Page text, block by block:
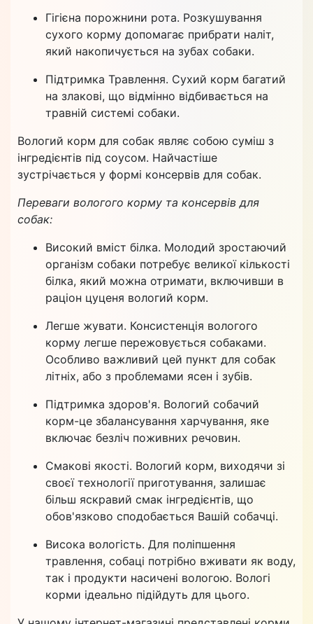
Гігієна порожнини рота. Розкушування
сухого корму допомагає прибрати наліт,
який накопичується на зубах собаки.
Підтримка Травлення. Сухий корм багатий
на злакові, що відмінно відбивається на
травній системі собаки.
Вологий корм для собак являє собою суміш з
інгредієнтів під соусом. Найчастіше
зустрічається у формі консервів для собак.
Переваги вологого корму та консервів для
собак:
Високий вміст білка. Молодий зростаючий
організм собаки потребує великої кількості
білка, який можна отримати, включивши в
раціон цуценя вологий корм.
Легше жувати. Консистенція вологого
корму легше пережовується собаками.
Особливо важливий цей пункт для собак
літніх, або з проблемами ясен і зубів.
Підтримка здоров'я. Вологий собачий
корм-це збалансування харчування, яке
включає безліч поживних речовин.
Смакові якості. Вологий корм, виходячи зі
своєї технології приготування, залишає
більш яскравий смак інгредієнтів, що
обов'язково сподобається Вашій собачці.
Висока вологість. Для поліпшення
травлення, собаці потрібно вживати як воду,
так і продукти насичені вологою. Вологі
корми ідеально підійдуть для цього.